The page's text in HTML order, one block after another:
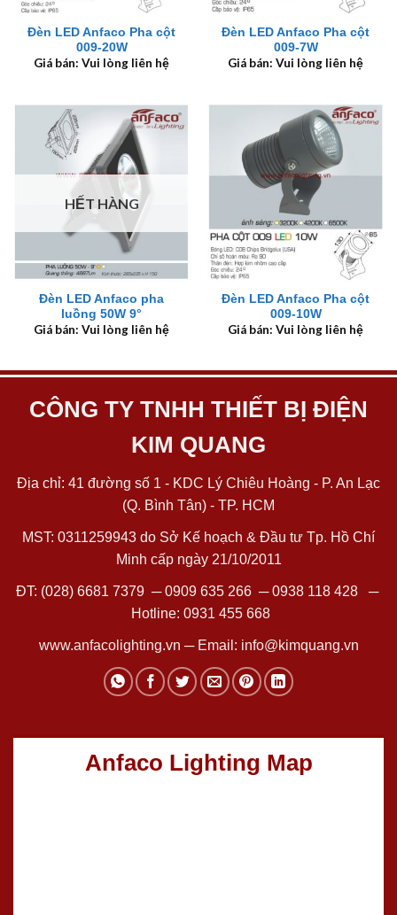
Đèn LED Anfaco Pha cột
009-20W
Giá bán: Vui lòng liên hệ
Đèn LED Anfaco Pha cột
009-7W
Giá bán: Vui lòng liên hệ
HẾT HÀNG
Đèn LED Anfaco pha
luồng 50W 9°
Giá bán: Vui lòng liên hệ
Đèn LED Anfaco Pha cột
009-10W
Giá bán: Vui lòng liên hệ
CÔNG TY TNHH THIẾT BỊ ĐIỆN
KIM QUANG
Địa chỉ: 41 đường số 1 - KDC Lý Chiêu Hoàng - P. An Lạc
(Q. Bình Tân) - TP. HCM
MST: 0311259943 do Sở Kế hoạch & Đầu tư Tp. Hồ Chí
Minh cấp ngày 21/10/2011
ĐT: (028) 6681 7379 ─0909 635 266─0938 118 428─
Hotline: 0931 455 668
www.anfacolighting.vn ─ Email: info@kimquang.vn
Anfaco Lighting Map